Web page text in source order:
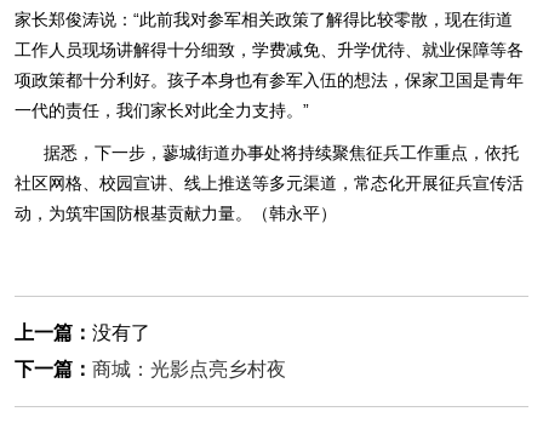
家长郑俊涛说：“此前我对参军相关政策了解得比较零散，现在街道
工作人员现场讲解得十分细致，学费减免、升学优待、就业保障等各
项政策都十分利好。孩子本身也有参军入伍的想法，保家卫国是青年
一代的责任，我们家长对此全力支持。”
据悉，下一步，蓼城街道办事处将持续聚焦征兵工作重点，依托
社区网格、校园宣讲、线上推送等多元渠道，常态化开展征兵宣传活
动，为筑牢国防根基贡献力量。（韩永平）
上一篇： 没有了
下一篇： 商城：光影点亮乡村夜